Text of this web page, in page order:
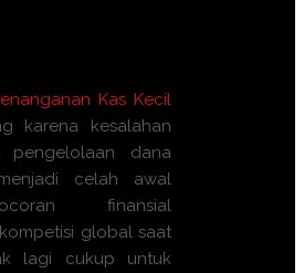
Kas Kecil
karena kesalahan
pengelolaan dana
celah awal
finansial
global saat
lagi cukup untuk